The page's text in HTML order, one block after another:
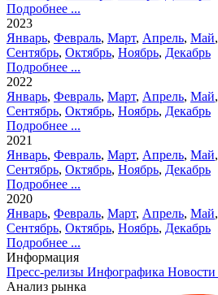
Подробнее ...
2023
Январь, Февраль, Март, Апрель, Май,
Сентябрь, Октябрь, Ноябрь, Декабрь
Подробнее ...
2022
Январь, Февраль, Март, Апрель, Май,
Сентябрь, Октябрь, Ноябрь, Декабрь
Подробнее ...
2021
Январь, Февраль, Март, Апрель, Май,
Сентябрь, Октябрь, Ноябрь, Декабрь
Подробнее ...
2020
Январь, Февраль, Март, Апрель, Май,
Сентябрь, Октябрь, Ноябрь, Декабрь
Подробнее ...
Информация
Пресс-релизы Инфографика Новости
Анализ рынка